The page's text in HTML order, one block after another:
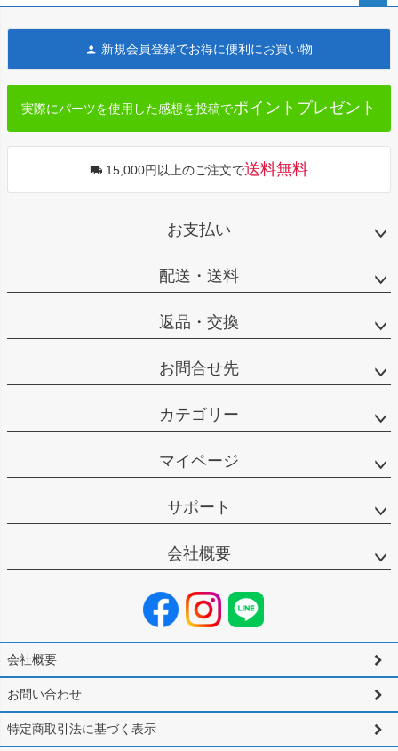
へ
新規会員登録でお得に便利にお買い物
実際にパーツを使用した感想を投稿でポイントプレゼント
15,000円以上のご注文で送料無料
お支払い
配送・送料
返品・交換
お問合せ先
カテゴリー
マイページ
サポート
会社概要
会社概要
お問い合わせ
特定商取引法に基づく表示